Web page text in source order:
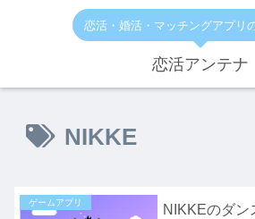
恋活・婚活・マッチングアプリ
恋活アンテナ
NIKKE
ゲームアプリ
NIKKEのダン